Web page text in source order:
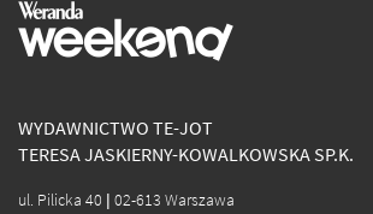
WYDAWNICTWO TE-JOT
TERESA JASKIERNY-KOWALKOWSKA SP.K.
ul. Pilicka 40 | 02-613 Warszawa